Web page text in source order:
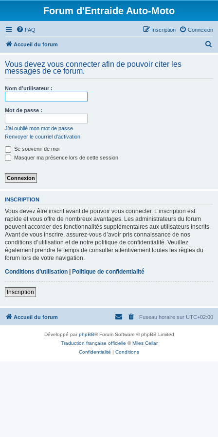
Forum d'Entraide Auto-Moto
FAQ Connexion
Inscription
Accueil du forum
h
Vous devez vous connecter afin de pouvoir citer les
messages de ce forum.
Nom d’utilisateur :
Mot de passe :
J’ai oublié mon mot de passe
Renvoyer le courriel d’activation
Se souvenir de moi
Masquer ma présence lors de cette session
INSCRIPTION
Vous devez être inscrit avant de pouvoir vous connecter. L’inscription est
rapide et vous offre de nombreux avantages. Les administrateurs du forum
peuvent accorder des fonctionnalités supplémentaires aux utilisateurs inscrits.
Avant de vous inscrire, assurez-vous d’avoir pris connaissance de nos
conditions d’utilisation et de notre politique de confidentialité. Veuillez
également prendre le temps de consulter attentivement toutes les règles du
forum lors de votre navigation.
Conditions d’utilisation | Politique de confidentialité
Inscription
Accueil du forum Fuseau horaire sur UTC+02:00
Développé parphpBB® Forum Software © phpBB Limited
Traduction française officielle ©Miles Cellar
Confidentialité | Conditions